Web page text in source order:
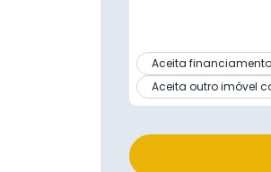
Aceita
Aceita outro imóvel